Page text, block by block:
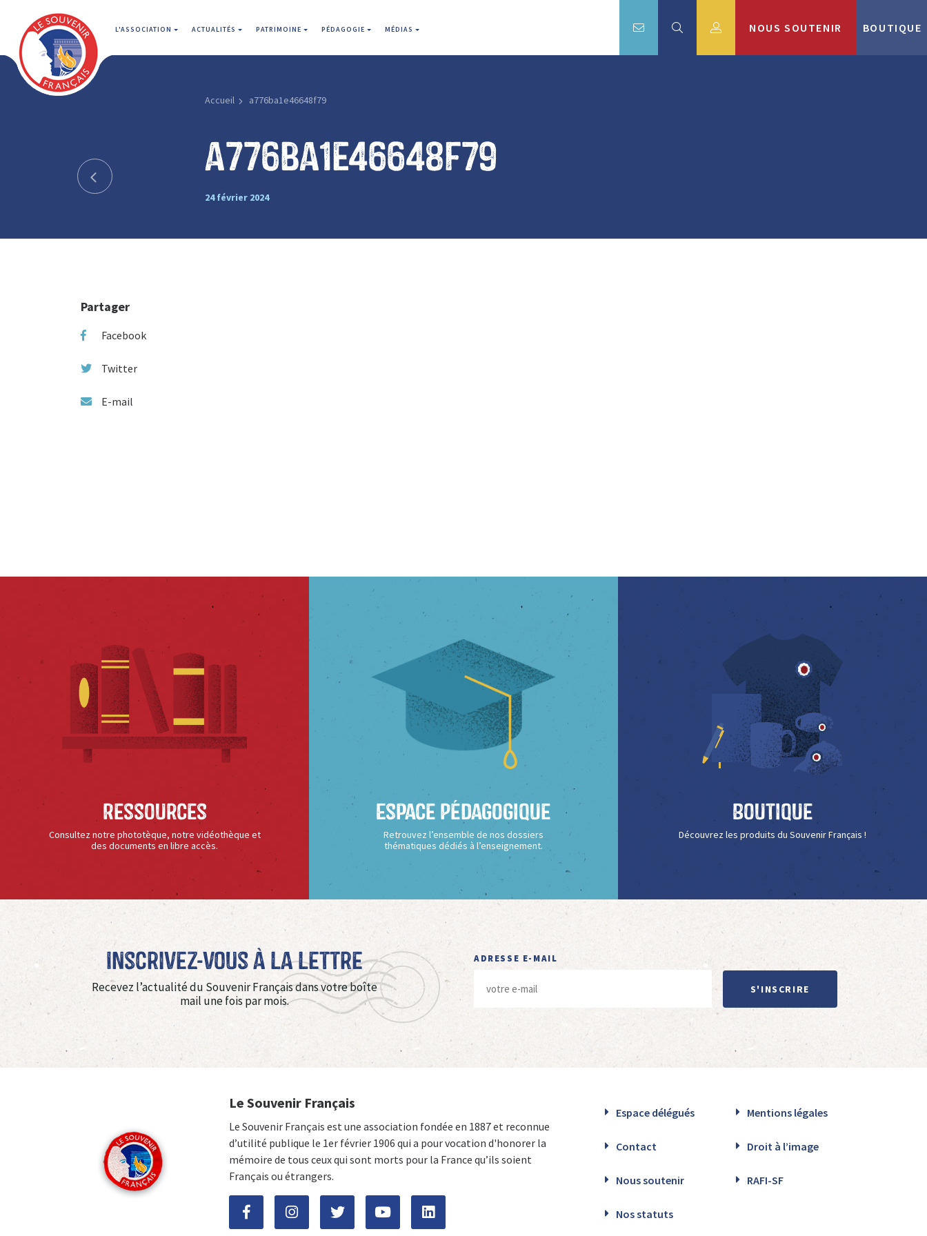
L'ASSOCIATION ACTUALITÉS PATRIMOINE PÉDAGOGIE MÉDIAS NOUS SOUTENIR BOUTIQUE
Accueil a776ba1e46648f79
a776ba1e46648f79
24 février 2024
Partager
Facebook
Twitter
E-mail
Ressources
Consultez notre phototèque, notre vidéothèque et
des documents en libre accès.
Espace Pédagogique
Retrouvez l’ensemble de nos dossiers
thématiques dédiés à l’enseignement.
Boutique
Découvrez les produits du Souvenir Français !
Inscrivez-vous à La Lettre
Recevez l’actualité du Souvenir Français dans votre boîte
mail une fois par mois.
ADRESSE E-MAIL
S'INSCRIRE
Le Souvenir Français
Le Souvenir Français est une association fondée en 1887 et reconnue
d’utilité publique le 1er février 1906 qui a pour vocation d'honorer la
mémoire de tous ceux qui sont morts pour la France qu’ils soient
Français ou étrangers.
Espace délégués Mentions légales
Contact Droit à l’image
Nous soutenir RAFI-SF
Nos statuts